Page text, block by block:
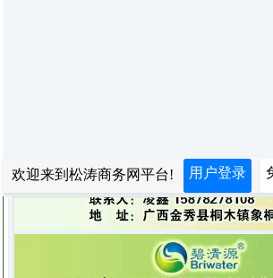
欢迎来到松涛商务网平台! 用户登录